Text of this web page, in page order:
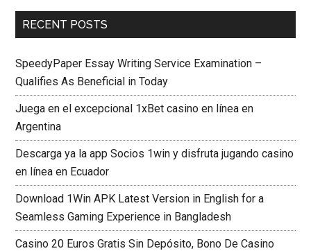
RECENT POSTS
SpeedyPaper Essay Writing Service Examination –
Qualifies As Beneficial in Today
Juega en el excepcional 1xBet casino en línea en
Argentina
Descarga ya la app Socios 1win y disfruta jugando casino
en línea en Ecuador
Download 1Win APK Latest Version in English for a
Seamless Gaming Experience in Bangladesh
Casino 20 Euros Gratis Sin Depósito, Bono De Casino